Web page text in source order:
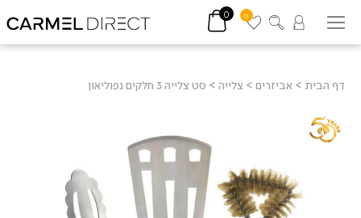
0
0
דף הבית > אביזרים > צלייה > סט צלייה 3 חלקים נפוליאון